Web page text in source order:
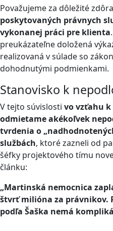
Považujeme za dôležité
poskytovaných právnych
vykonanej práci pre klienta
preukázateľne doložená
realizovaná v súlade so
dohodnutými podmienkami.
Stanovisko k
V tejto súvislosti vo vzťahu
odmietame akékoľvek
tvrdenia o
službách, ktoré zazneli od
šéfky projektového tímu
článku:
„Martinská nemocnica
štvrť milióna za právnikov.
podľa Šaška nemá